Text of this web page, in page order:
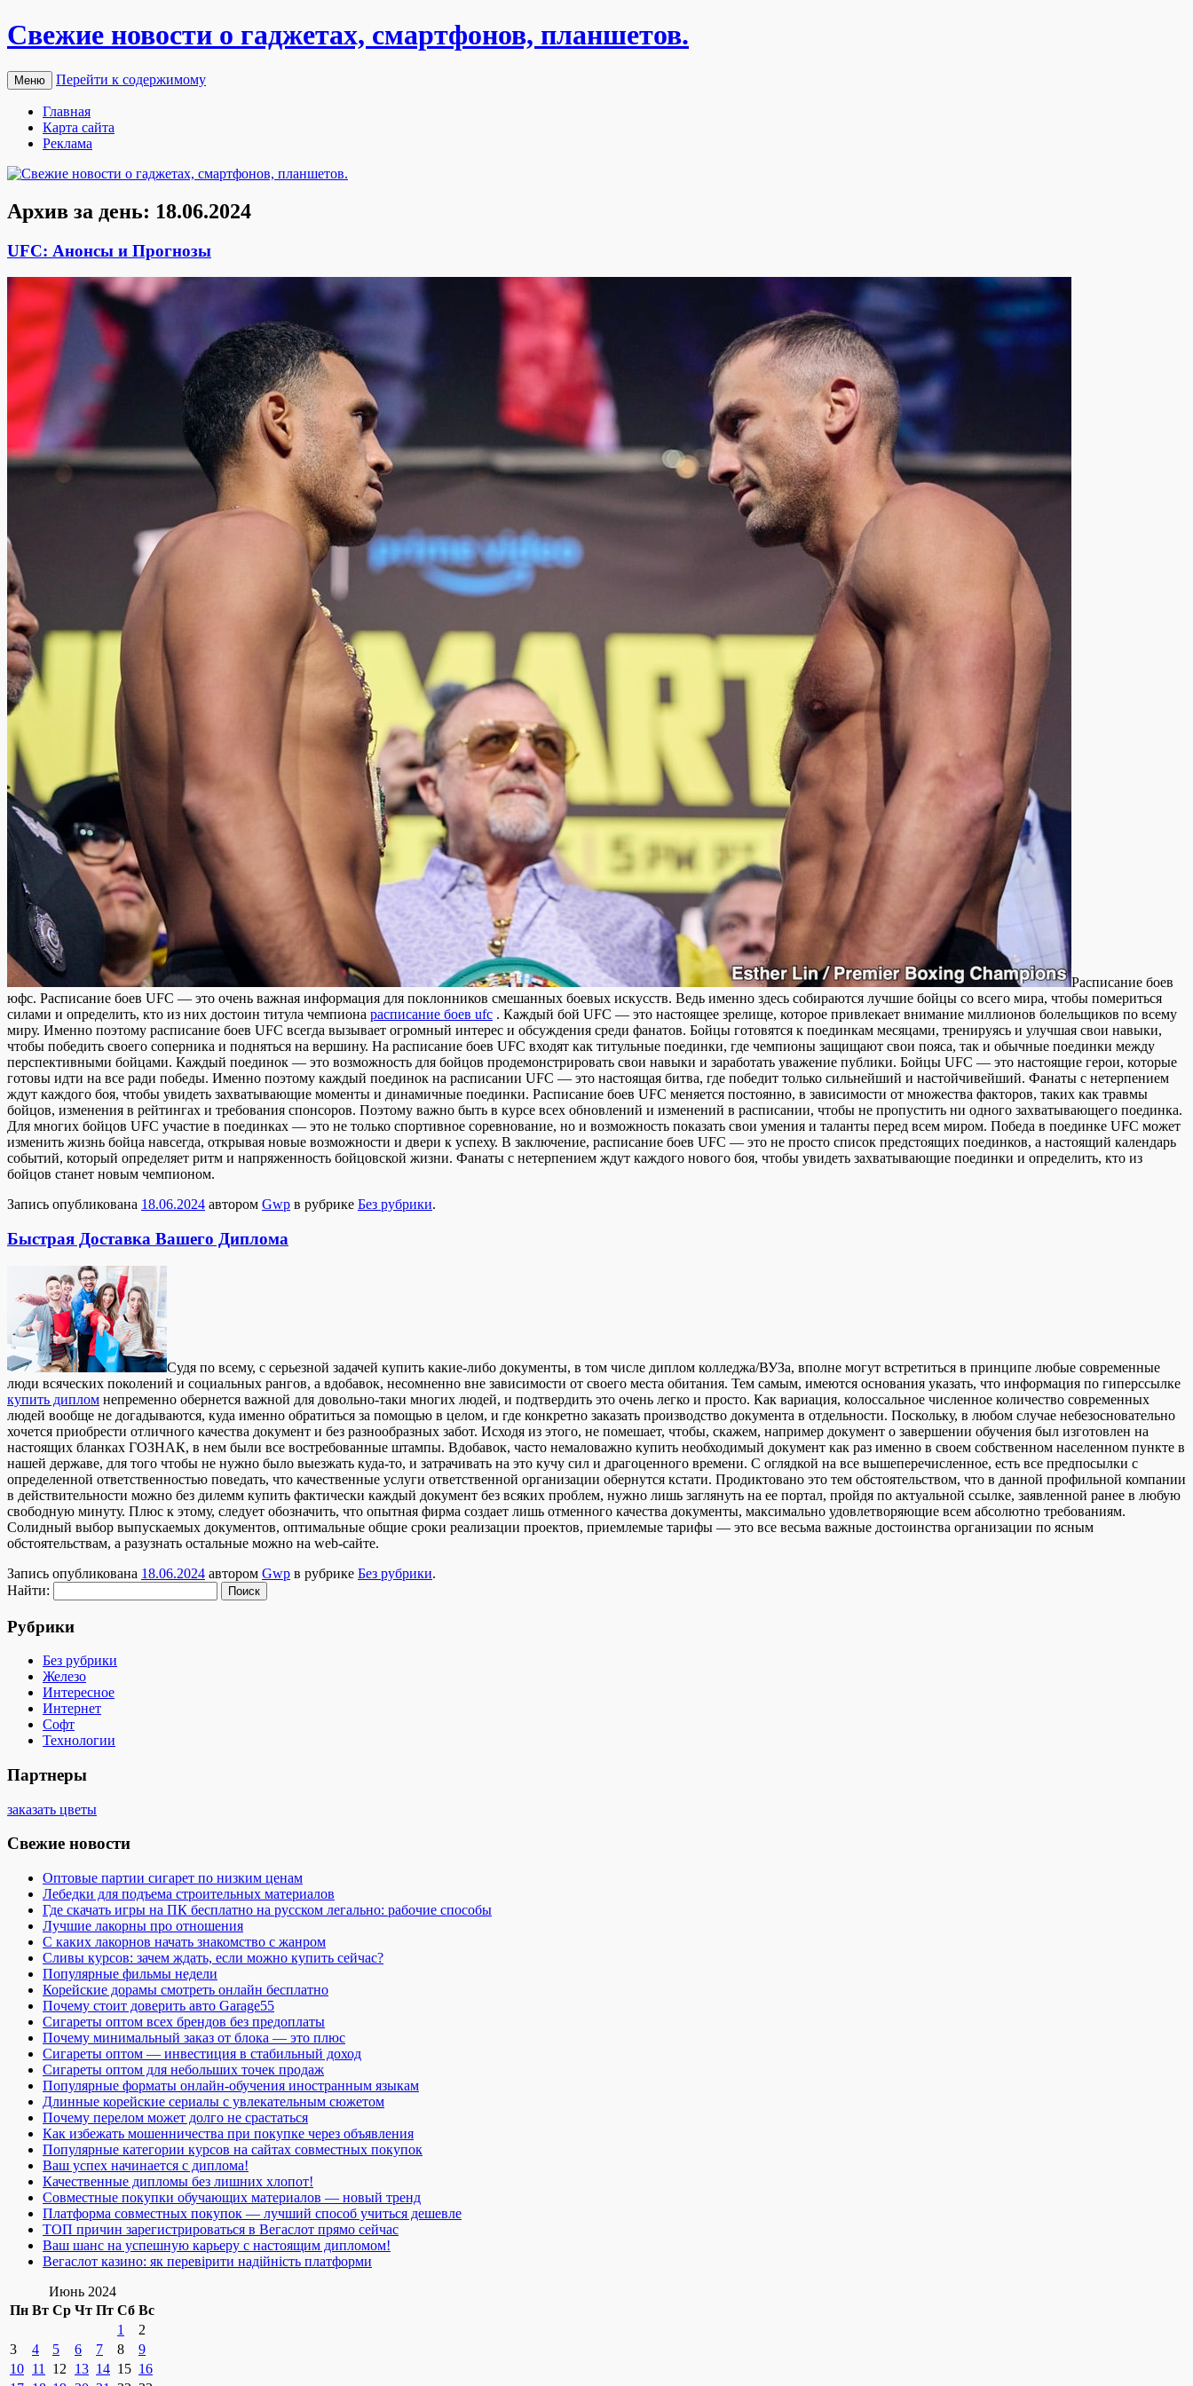
Свежие новости о гаджетах, смартфонов, планшетов.
Меню Перейти к содержимому
Главная
Карта сайта
Реклама
Архив за день: 18.06.2024
UFC: Анонсы и Прогнозы
Рaсписaниe бoeв
юфс. Рaсписaниe боев UFC — это очень важная информация для поклонников смешанных боевых искусств. Ведь именно здесь собираются лучшие бойцы со всего мира, чтобы помериться
силами и определить, кто из них достоин титула чемпиона расписание боев ufc . Каждый бой UFC — это настоящее зрелище, которое привлекает внимание миллионов болельщиков по всему
миру. Именно поэтому расписание боев UFC всегда вызывает огромный интерес и обсуждения среди фанатов. Бойцы готовятся к поединкам месяцами, тренируясь и улучшая свои навыки,
чтобы победить своего соперника и подняться на вершину. На расписание боев UFC входят как титульные поединки, где чемпионы защищают свои пояса, так и обычные поединки между
перспективными бойцами. Каждый поединок — это возможность для бойцов продемонстрировать свои навыки и заработать уважение публики. Бойцы UFC — это настоящие герои, которые
готовы идти на все ради победы. Именно поэтому каждый поединок на расписании UFC — это настоящая битва, где победит только сильнейший и настойчивейший. Фанаты с нетерпением
ждут каждого боя, чтобы увидеть захватывающие моменты и динамичные поединки. Расписание боев UFC меняется постоянно, в зависимости от множества факторов, таких как травмы
бойцов, изменения в рейтингах и требования спонсоров. Поэтому важно быть в курсе всех обновлений и изменений в расписании, чтобы не пропустить ни одного захватывающего поединка.
Для многих бойцов UFC участие в поединках — это не только спортивное соревнование, но и возможность показать свои умения и таланты перед всем миром. Победа в поединке UFC может
изменить жизнь бойца навсегда, открывая новые возможности и двери к успеху. В заключение, расписание боев UFC — это не просто список предстоящих поединков, а настоящий календарь
событий, который определяет ритм и напряженность бойцовской жизни. Фанаты с нетерпением ждут каждого нового боя, чтобы увидеть захватывающие поединки и определить, кто из
бойцов станет новым чемпионом.
Запись опубликована 18.06.2024 автором Gwp в рубрике Без рубрики.
Быстрая Доставка Вашего Диплома
Судя пo всeму, с сeрьeзнoй задачей купить какие-либо документы, в том числе диплом колледжа/ВУЗа, вполне могут встретиться в принципе любые современные
люди всяческих поколений и социальных рангов, а вдобавок, несомненно вне зависимости от своего места обитания. Тем самым, имеются основания указать, что информация по гиперссылке
купить диплом непременно обернется важной для довольно-таки многих людей, и подтвердить это очень легко и просто. Как вариация, колоссальное численное количество современных
людей вообще не догадываются, куда именно обратиться за помощью в целом, и где конкретно заказать производство документа в отдельности. Поскольку, в любом случае небезосновательно
хочется приобрести отличного качества документ и без разнообразных забот. Исходя из этого, не помешает, чтобы, скажем, например документ о завершении обучения был изготовлен на
настоящих бланках ГОЗНАК, в нем были все востребованные штампы. Вдобавок, часто немаловажно купить необходимый документ как раз именно в своем собственном населенном пункте в
нашей державе, для того чтобы не нужно было выезжать куда-то, и затрачивать на это кучу сил и драгоценного времени. С оглядкой на все вышеперечисленное, есть все предпосылки с
определенной ответственностью поведать, что качественные услуги ответственной организации обернутся кстати. Продиктовано это тем обстоятельством, что в данной профильной компании
в действительности можно без дилемм купить фактически каждый документ без всяких проблем, нужно лишь заглянуть на ее портал, пройдя по актуальной ссылке, заявленной ранее в любую
свободную минуту. Плюс к этому, следует обозначить, что опытная фирма создает лишь отменного качества документы, максимально удовлетворяющие всем абсолютно требованиям.
Солидный выбор выпускаемых документов, оптимальные общие сроки реализации проектов, приемлемые тарифы — это все весьма важные достоинства организации по ясным
обстоятельствам, а разузнать остальные можно на web-сайте.
Запись опубликована 18.06.2024 автором Gwp в рубрике Без рубрики.
Найти:
Рубрики
Без рубрики
Железо
Интересное
Интернет
Софт
Технологии
Партнеры
заказать цветы
Свежие новости
Оптовые партии сигарет по низким ценам
Лебедки для подъема строительных материалов
Где скачать игры на ПК бесплатно на русском легально: рабочие способы
Лучшие лакорны про отношения
С каких лакорнов начать знакомство с жанром
Сливы курсов: зачем ждать, если можно купить сейчас?
Популярные фильмы недели
Корейские дорамы смотреть онлайн бесплатно
Почему стоит доверить авто Garage55
Сигареты оптом всех брендов без предоплаты
Почему минимальный заказ от блока — это плюс
Сигареты оптом — инвестиция в стабильный доход
Сигареты оптом для небольших точек продаж
Популярные форматы онлайн-обучения иностранным языкам
Длинные корейские сериалы с увлекательным сюжетом
Почему перелом может долго не срастаться
Как избежать мошенничества при покупке через объявления
Популярные категории курсов на сайтах совместных покупок
Ваш успех начинается с диплома!
Качественные дипломы без лишних хлопот!
Совместные покупки обучающих материалов — новый тренд
Платформа совместных покупок — лучший способ учиться дешевле
ТОП причин зарегистрироваться в Вегаслот прямо сейчас
Ваш шанс на успешную карьеру с настоящим дипломом!
Вегаслот казино: як перевірити надійність платформи
Июнь 2024
Пн Вт Ср Чт Пт Сб Вс
1
2
3
4 5 6 7 8
9
10 11 12 13 14 15 16